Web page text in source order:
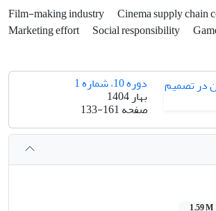
Film-making industry
Cinema supply chain
Marketing effort
Social responsibility
دوره 10، شماره 1
بهار 1404
صفحه133-161
1.59 M